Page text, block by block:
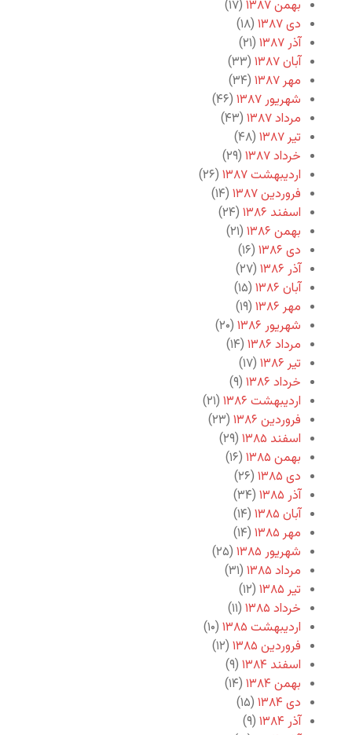
بهمن ۱۳۸۷
(۱۷)
دی ۱۳۸۷
(۱۸)
آذر ۱۳۸۷
(۲۱)
آبان ۱۳۸۷
(۳۳)
مهر ۱۳۸۷
(۳۴)
شهریور ۱۳۸۷
(۴۶)
مرداد ۱۳۸۷
(۴۳)
تیر ۱۳۸۷
(۴۸)
خرداد ۱۳۸۷
(۲۹)
اردیبهشت ۱۳۸۷
(۲۶)
فروردین ۱۳۸۷
(۱۴)
اسفند ۱۳۸۶
(۲۴)
بهمن ۱۳۸۶
(۲۱)
دی ۱۳۸۶
(۱۶)
آذر ۱۳۸۶
(۲۷)
آبان ۱۳۸۶
(۱۵)
مهر ۱۳۸۶
(۱۹)
شهریور ۱۳۸۶
(۲۰)
مرداد ۱۳۸۶
(۱۴)
تیر ۱۳۸۶
(۱۷)
خرداد ۱۳۸۶
(۹)
اردیبهشت ۱۳۸۶
(۲۱)
فروردین ۱۳۸۶
(۲۳)
اسفند ۱۳۸۵
(۲۹)
بهمن ۱۳۸۵
(۱۶)
دی ۱۳۸۵
(۲۶)
آذر ۱۳۸۵
(۳۴)
آبان ۱۳۸۵
(۱۴)
مهر ۱۳۸۵
(۱۴)
شهریور ۱۳۸۵
(۲۵)
مرداد ۱۳۸۵
(۳۱)
تیر ۱۳۸۵
(۱۲)
خرداد ۱۳۸۵
(۱۱)
اردیبهشت ۱۳۸۵
(۱۰)
فروردین ۱۳۸۵
(۱۲)
اسفند ۱۳۸۴
(۹)
بهمن ۱۳۸۴
(۱۴)
دی ۱۳۸۴
(۱۵)
آذر ۱۳۸۴
(۹)